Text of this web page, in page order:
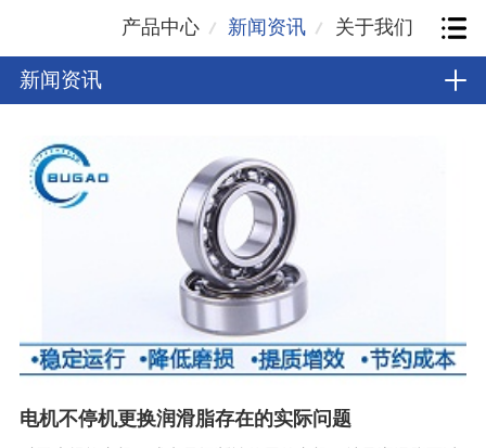
产品中心 新闻资讯 关于我们
新闻资讯
电机不停机更换润滑脂存在的实际问题